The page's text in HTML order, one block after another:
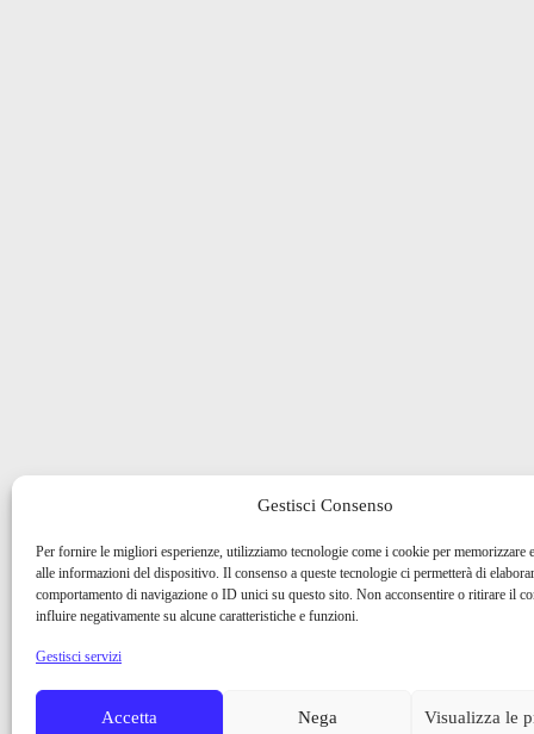
Gestisci Consenso
Per fornire le migliori esperienze, utilizziamo tecnologie come i cookie per memorizzare
alle informazioni del dispositivo. Il consenso a queste tecnologie ci permetterà di
comportamento di navigazione o ID unici su questo sito. Non acconsentire o ritirare il
influire negativamente su alcune caratteristiche e funzioni.
Gestisci servizi
Accetta Nega Visualizza le